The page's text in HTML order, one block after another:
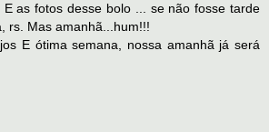
E as fotos desse bolo ... se não fosse tarde
rs. Mas amanhã...hum!!!
E ótima semana, nossa amanhã já será